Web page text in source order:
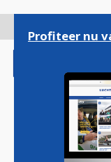
gaan
Profiteer nu